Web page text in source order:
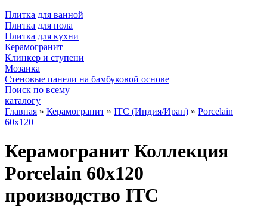
Плитка для ванной
Плитка для пола
Плитка для кухни
Керамогранит
Клинкер и ступени
Мозаика
Стеновые панели на бамбуковой основе
Поиск по всему
каталогу
Главная » Керамогранит » ITC (Индия/Иран) » Porcelain
60x120
Керамогранит Коллекция
Porcelain 60x120
производство ITC